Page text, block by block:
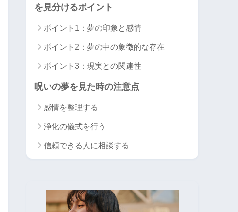
を見分けるポイント
ポイント1：夢の印象と感情
ポイント2：夢の中の象徴的な存在
ポイント3：現実との関連性
呪いの夢を見た時の注意点
感情を整理する
浄化の儀式を行う
信頼できる人に相談する